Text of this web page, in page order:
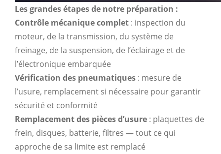
Les grandes étapes de notre préparation :
Contrôle mécanique complet : inspection du
moteur, de la transmission, du système de
freinage, de la suspension, de l’éclairage et de
l’électronique embarquée
Vérification des pneumatiques : mesure de
l’usure, remplacement si nécessaire pour garantir
sécurité et conformité
Remplacement des pièces d’usure : plaquettes de
frein, disques, batterie, filtres — tout ce qui
approche de sa limite est remplacé